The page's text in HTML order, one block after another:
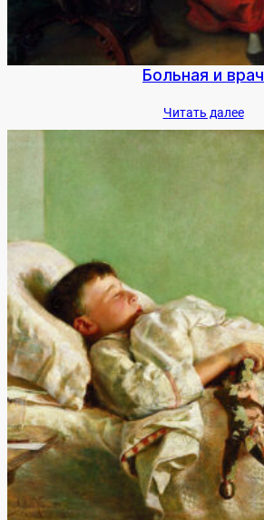
Боль­ная и врач
Чи­тать да­лее